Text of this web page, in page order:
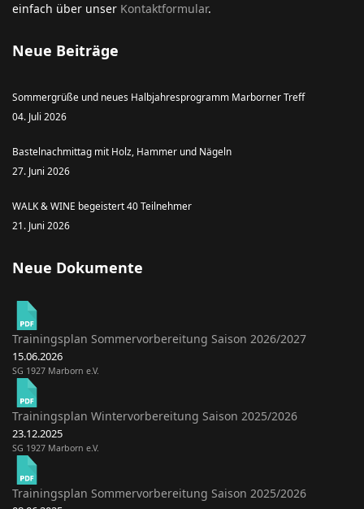
einfach über unser Kontaktformular.
Neue Beiträge
Sommergrüße und neues Halbjahresprogramm Marborner Treff
04. Juli 2026
Bastelnachmittag mit Holz, Hammer und Nägeln
27. Juni 2026
WALK & WINE begeistert 40 Teilnehmer
21. Juni 2026
Neue Dokumente
Trainingsplan Sommervorbereitung Saison 2026/2027
15.06.2026
SG 1927 Marborn e.V.
Trainingsplan Wintervorbereitung Saison 2025/2026
23.12.2025
SG 1927 Marborn e.V.
Trainingsplan Sommervorbereitung Saison 2025/2026